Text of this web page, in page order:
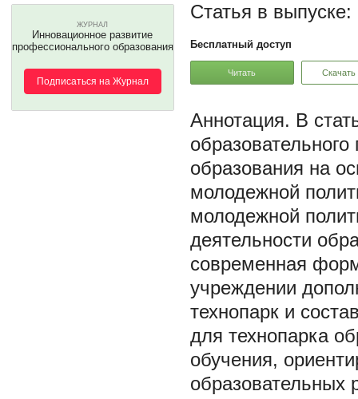
ЖУРНАЛ
Инновационное развитие
профессионального образования
Подписаться на Журнал
Статья в выпуске:
Бесплатный доступ
Читать Скачать
В
образования на
молодежной
молодежной
деятельности
современная
учреждении
технопарк и
для технопарка
обучения,
образовательных